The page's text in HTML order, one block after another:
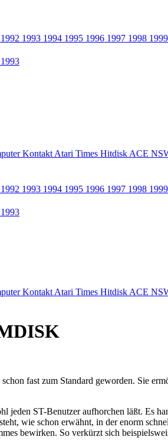
1992 1993 1994 1995 1996 1997 1998 1999
1993
Kontakt Atari Times Hitdisk ACE
1992 1993 1994 1995 1996 1997 1998 1999
1993
Kontakt Atari Times Hitdisk ACE
fast zum Standard geworden. Sie
jeden ST-Benutzer aufhorchen läßt. Es
wie schon erwähnt, in der enorm
bewirken. So verkürzt sich